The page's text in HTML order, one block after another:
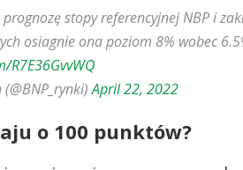
stopy referencyjnej NBP i
osiagnie ona poziom 8% wobec
R7E36GvvWQ
April 22, 2022
o 100 punktów?